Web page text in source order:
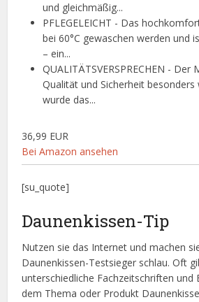
und gleichmäßig...
PFLEGELEICHT - Das
bei 60°C gewaschen werden und
– ein...
QUALITÄTSVERSPRECHEN - Der
Qualität und Sicherheit besonders
wurde das...
36,99 EUR
Bei Amazon ansehen
[su_quote]
Daunenkissen-Tip
Nutzen sie das Internet und machen
Daunenkissen-Testsieger schlau. Oft
unterschiedliche Fachzeitschriften und
dem Thema oder Produkt